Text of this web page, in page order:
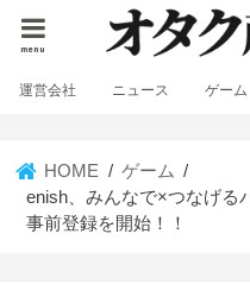
menu
運営会社 ニュース ゲーム
HOME
ゲーム
enish、みんなで×つなげる
事前登録を開始！！